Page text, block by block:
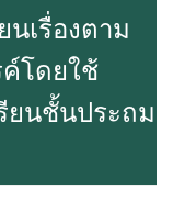
เรื่องตาม
โดยใช้
ยนชั้นประถม